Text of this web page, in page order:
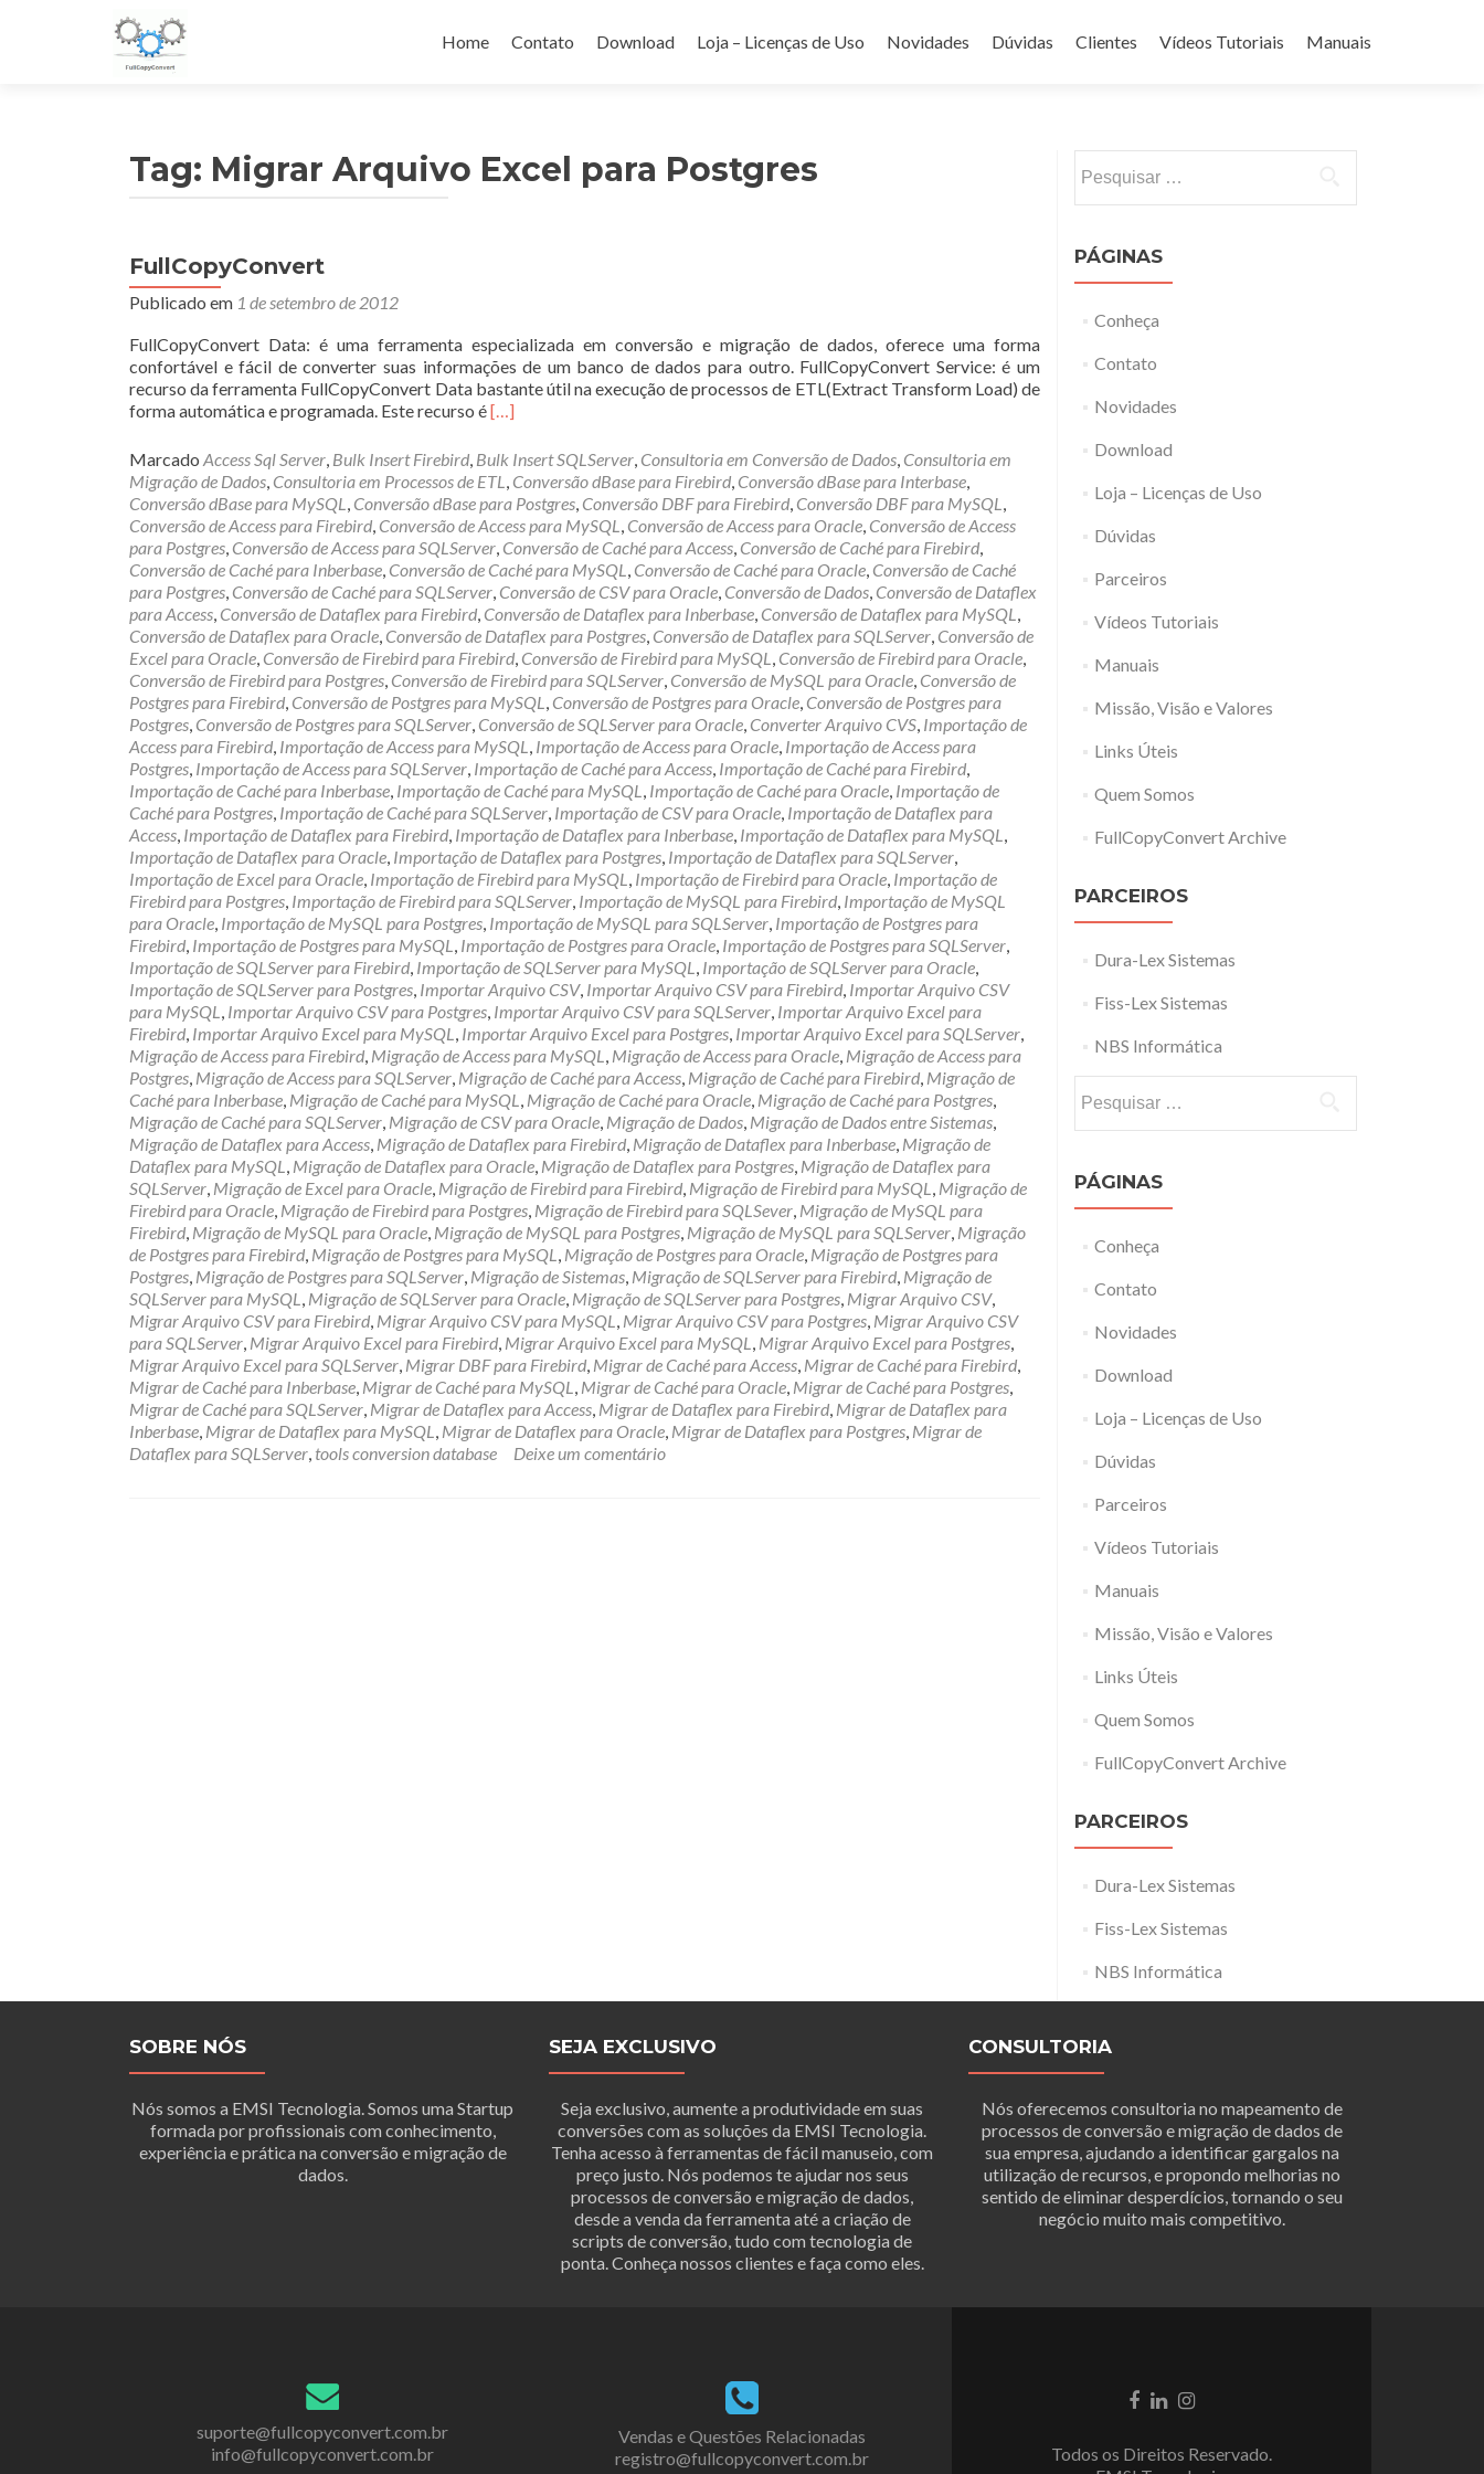
para
Home Contato Download Loja – Licenças de Uso Novidades Dúvidas Clientes Vídeos Tutoriais Manuais
Tag: Migrar Arquivo Excel para Postgres
FullCopyConvert
Publicado em 1 de setembro de 2012
FullCopyConvert Data: é uma ferramenta especializada em conversão e migração de dados, oferece uma forma
confortável e fácil de converter suas informações de um banco de dados para outro. FullCopyConvert Service: é um
recurso da ferramenta FullCopyConvert Data bastante útil na execução de processos de ETL(Extract Transform Load) de
forma automática e programada. Este recurso éLeia
sobreFullCopyConvert
[…]
Marcado Access Sql Server, Bulk Insert Firebird, Bulk Insert SQLServer, Consultoria em Conversão de Dados, Consultoria em
Migração de Dados, Consultoria em Processos de ETL, Conversão dBase para Firebird, Conversão dBase para Interbase,
Conversão dBase para MySQL, Conversão dBase para Postgres, Conversão DBF para Firebird, Conversão DBF para MySQL,
Conversão de Access para Firebird, Conversão de Access para MySQL, Conversão de Access para Oracle, Conversão de Access
para Postgres, Conversão de Access para SQLServer, Conversão de Caché para Access, Conversão de Caché para Firebird,
Conversão de Caché para Inberbase, Conversão de Caché para MySQL, Conversão de Caché para Oracle, Conversão de Caché
para Postgres, Conversão de Caché para SQLServer, Conversão de CSV para Oracle, Conversão de Dados, Conversão de Dataflex
para Access, Conversão de Dataflex para Firebird, Conversão de Dataflex para Inberbase, Conversão de Dataflex para MySQL,
Conversão de Dataflex para Oracle, Conversão de Dataflex para Postgres, Conversão de Dataflex para SQLServer, Conversão de
Excel para Oracle, Conversão de Firebird para Firebird, Conversão de Firebird para MySQL, Conversão de Firebird para Oracle,
Conversão de Firebird para Postgres, Conversão de Firebird para SQLServer, Conversão de MySQL para Oracle, Conversão de
Postgres para Firebird, Conversão de Postgres para MySQL, Conversão de Postgres para Oracle, Conversão de Postgres para
Postgres, Conversão de Postgres para SQLServer, Conversão de SQLServer para Oracle, Converter Arquivo CVS, Importação de
Access para Firebird, Importação de Access para MySQL, Importação de Access para Oracle, Importação de Access para
Postgres, Importação de Access para SQLServer, Importação de Caché para Access, Importação de Caché para Firebird,
Importação de Caché para Inberbase, Importação de Caché para MySQL, Importação de Caché para Oracle, Importação de
Caché para Postgres, Importação de Caché para SQLServer, Importação de CSV para Oracle, Importação de Dataflex para
Access, Importação de Dataflex para Firebird, Importação de Dataflex para Inberbase, Importação de Dataflex para MySQL,
Importação de Dataflex para Oracle, Importação de Dataflex para Postgres, Importação de Dataflex para SQLServer,
Importação de Excel para Oracle, Importação de Firebird para MySQL, Importação de Firebird para Oracle, Importação de
Firebird para Postgres, Importação de Firebird para SQLServer, Importação de MySQL para Firebird, Importação de MySQL
para Oracle, Importação de MySQL para Postgres, Importação de MySQL para SQLServer, Importação de Postgres para
Firebird, Importação de Postgres para MySQL, Importação de Postgres para Oracle, Importação de Postgres para SQLServer,
Importação de SQLServer para Firebird, Importação de SQLServer para MySQL, Importação de SQLServer para Oracle,
Importação de SQLServer para Postgres, Importar Arquivo CSV, Importar Arquivo CSV para Firebird, Importar Arquivo CSV
para MySQL, Importar Arquivo CSV para Postgres, Importar Arquivo CSV para SQLServer, Importar Arquivo Excel para
Firebird, Importar Arquivo Excel para MySQL, Importar Arquivo Excel para Postgres, Importar Arquivo Excel para SQLServer,
Migração de Access para Firebird, Migração de Access para MySQL, Migração de Access para Oracle, Migração de Access para
Postgres, Migração de Access para SQLServer, Migração de Caché para Access, Migração de Caché para Firebird, Migração de
Caché para Inberbase, Migração de Caché para MySQL, Migração de Caché para Oracle, Migração de Caché para Postgres,
Migração de Caché para SQLServer, Migração de CSV para Oracle, Migração de Dados, Migração de Dados entre Sistemas,
Migração de Dataflex para Access, Migração de Dataflex para Firebird, Migração de Dataflex para Inberbase, Migração de
Dataflex para MySQL, Migração de Dataflex para Oracle, Migração de Dataflex para Postgres, Migração de Dataflex para
SQLServer, Migração de Excel para Oracle, Migração de Firebird para Firebird, Migração de Firebird para MySQL, Migração de
Firebird para Oracle, Migração de Firebird para Postgres, Migração de Firebird para SQLSever, Migração de MySQL para
Firebird, Migração de MySQL para Oracle, Migração de MySQL para Postgres, Migração de MySQL para SQLServer, Migração
de Postgres para Firebird, Migração de Postgres para MySQL, Migração de Postgres para Oracle, Migração de Postgres para
Postgres, Migração de Postgres para SQLServer, Migração de Sistemas, Migração de SQLServer para Firebird, Migração de
SQLServer para MySQL, Migração de SQLServer para Oracle, Migração de SQLServer para Postgres, Migrar Arquivo CSV,
Migrar Arquivo CSV para Firebird, Migrar Arquivo CSV para MySQL, Migrar Arquivo CSV para Postgres, Migrar Arquivo CSV
para SQLServer, Migrar Arquivo Excel para Firebird, Migrar Arquivo Excel para MySQL, Migrar Arquivo Excel para Postgres,
Migrar Arquivo Excel para SQLServer, Migrar DBF para Firebird, Migrar de Caché para Access, Migrar de Caché para Firebird,
Migrar de Caché para Inberbase, Migrar de Caché para MySQL, Migrar de Caché para Oracle, Migrar de Caché para Postgres,
Migrar de Caché para SQLServer, Migrar de Dataflex para Access, Migrar de Dataflex para Firebird, Migrar de Dataflex para
Inberbase, Migrar de Dataflex para MySQL, Migrar de Dataflex para Oracle, Migrar de Dataflex para Postgres, Migrar de
Dataflex para SQLServer, tools conversion database Deixe um comentário
por:
PÁGINAS
Conheça
Contato
Novidades
Download
Loja – Licenças de Uso
Dúvidas
Parceiros
Vídeos Tutoriais
Manuais
Missão, Visão e Valores
Links Úteis
Quem Somos
FullCopyConvert Archive
PARCEIROS
Dura-Lex Sistemas
Fiss-Lex Sistemas
NBS Informática
por:
PÁGINAS
Conheça
Contato
Novidades
Download
Loja – Licenças de Uso
Dúvidas
Parceiros
Vídeos Tutoriais
Manuais
Missão, Visão e Valores
Links Úteis
Quem Somos
FullCopyConvert Archive
PARCEIROS
Dura-Lex Sistemas
Fiss-Lex Sistemas
NBS Informática
SOBRE NÓS
Nós somos a EMSI Tecnologia. Somos uma Startup
formada por profissionais com conhecimento,
experiência e prática na conversão e migração de
dados.
SEJA EXCLUSIVO
Seja exclusivo, aumente a produtividade em suas
conversões com as soluções da EMSI Tecnologia.
Tenha acesso à ferramentas de fácil manuseio, com
preço justo. Nós podemos te ajudar nos seus
processos de conversão e migração de dados,
desde a venda da ferramenta até a criação de
scripts de conversão, tudo com tecnologia de
ponta. Conheça nossos clientes e faça como eles.
CONSULTORIA
Nós oferecemos consultoria no mapeamento de
processos de conversão e migração de dados de
sua empresa, ajudando a identificar gargalos na
utilização de recursos, e propondo melhorias no
sentido de eliminar desperdícios, tornando o seu
negócio muito mais competitivo.
suporte@fullcopyconvert.com.br
info@fullcopyconvert.com.br
Vendas e Questões Relacionadas
registro@fullcopyconvert.com.br
LinkLinkLink
Todos os Direitos Reservado.